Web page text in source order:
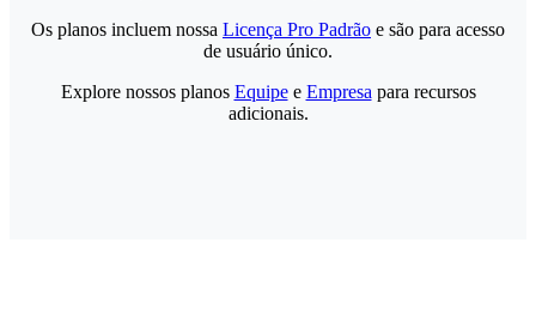
Os planos incluem nossa Licença Pro Padrão e são para acesso
de usuário único.
Explore nossos planos Equipee Empresa para recursos
adicionais.